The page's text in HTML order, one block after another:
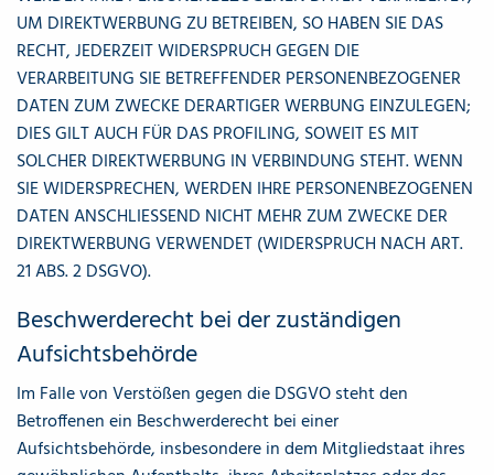
UM DIREKTWERBUNG ZU BETREIBEN, SO HABEN SIE DAS
RECHT, JEDERZEIT WIDERSPRUCH GEGEN DIE
VERARBEITUNG SIE BETREFFENDER PERSONENBEZOGENER
DATEN ZUM ZWECKE DERARTIGER WERBUNG EINZULEGEN;
DIES GILT AUCH FÜR DAS PROFILING, SOWEIT ES MIT
SOLCHER DIREKTWERBUNG IN VERBINDUNG STEHT. WENN
SIE WIDERSPRECHEN, WERDEN IHRE PERSONENBEZOGENEN
DATEN ANSCHLIESSEND NICHT MEHR ZUM ZWECKE DER
DIREKTWERBUNG VERWENDET (WIDERSPRUCH NACH ART.
21 ABS. 2 DSGVO).
Beschwerde­recht bei der zuständigen
Aufsichts­behörde
Im Falle von Verstößen gegen die DSGVO steht den
Betroffenen ein Beschwerderecht bei einer
Aufsichtsbehörde, insbesondere in dem Mitgliedstaat ihres